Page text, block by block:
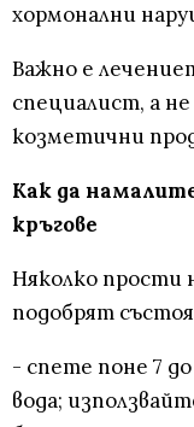
хормонални
Важно е
специалист, а
козметични
Как да
кръгове
Няколко прости
подобрят
- спете поне 7
вода;